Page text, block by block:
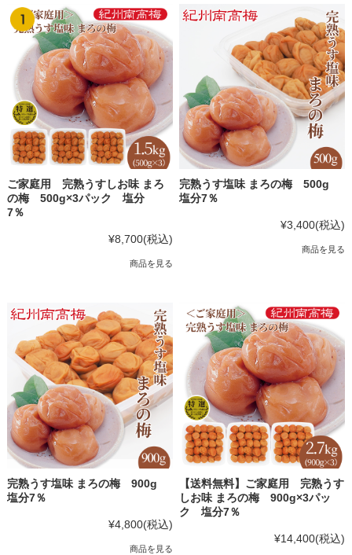
ご家庭用 完熟うすしお味 まろ
の梅 500g×3パック 塩分
7％
¥8,700(税込)
商品を見る
完熟うす塩味 まろの梅 500g
塩分7％
¥3,400(税込)
商品を見る
完熟うす塩味 まろの梅 900g
塩分7％
¥4,800(税込)
商品を見る
【送料無料】ご家庭用 完熟うす
しお味 まろの梅 900g×3パッ
ク 塩分7％
¥14,400(税込)